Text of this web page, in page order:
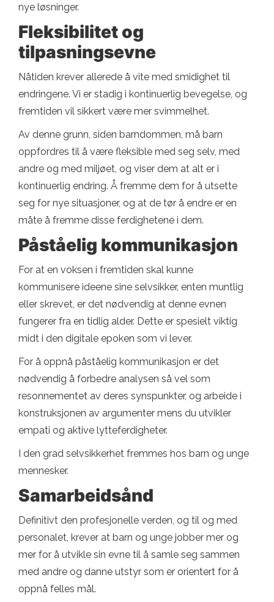
nye løsninger.
Fleksibilitet og
tilpasningsevne
Nåtiden krever allerede å vite med smidighet til
endringene. Vi er stadig i kontinuerlig bevegelse, og
fremtiden vil sikkert være mer svimmelhet.
Av denne grunn, siden barndommen, må barn
oppfordres til å være fleksible med seg selv, med
andre og med miljøet, og viser dem at alt er i
kontinuerlig endring. Å fremme dem for å utsette
seg for nye situasjoner, og at de tør å endre er en
måte å fremme disse ferdighetene i dem.
Påståelig kommunikasjon
For at en voksen i fremtiden skal kunne
kommunisere ideene sine selvsikker, enten muntlig
eller skrevet, er det nødvendig at denne evnen
fungerer fra en tidlig alder. Dette er spesielt viktig
midt i den digitale epoken som vi lever.
For å oppnå påståelig kommunikasjon er det
nødvendig å forbedre analysen så vel som
resonnementet av deres synspunkter, og arbeide i
konstruksjonen av argumenter mens du utvikler
empati og aktive lytteferdigheter.
I den grad selvsikkerhet fremmes hos barn og unge
mennesker.
Samarbeidsånd
Definitivt den profesjonelle verden, og til og med
personalet, krever at barn og unge jobber mer og
mer for å utvikle sin evne til å samle seg sammen
med andre og danne utstyr som er orientert for å
oppnå felles mål.